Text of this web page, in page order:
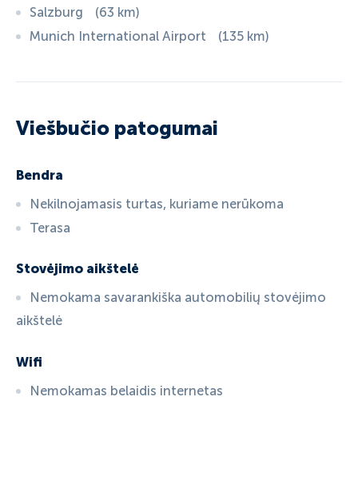
Salzburg
(63 km)
Munich International Airport
(135 km)
Viešbučio patogumai
Bendra
Nekilnojamasis turtas, kuriame nerūkoma
Terasa
Stovėjimo aikštelė
Nemokama savarankiška automobilių stovėjimo
aikštelė
Wifi
Nemokamas belaidis internetas